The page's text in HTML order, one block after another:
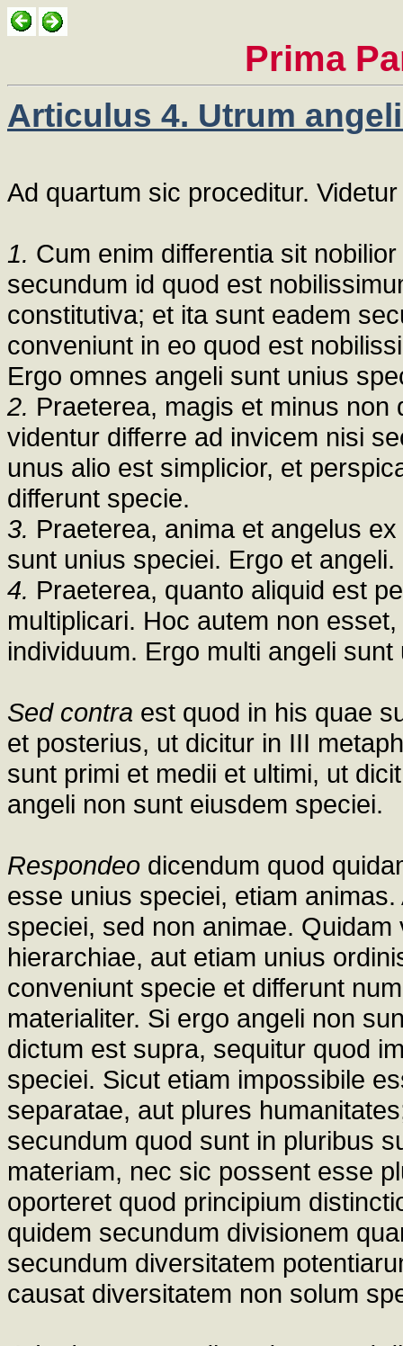
Prima
Articulus 4. Utrum
Ad quartum sic proceditur.
1. Cum enim differentia sit
secundum id quod est
constitutiva; et ita sunt eadem
conveniunt in eo quod est
Ergo omnes angeli sunt unius
2. Praeterea, magis et minus
videntur differre ad invicem nisi
unus alio est simplicior, et
differunt specie.
3. Praeterea, anima et angelus
sunt unius speciei. Ergo et angeli.
4. Praeterea, quanto aliquid est
multiplicari. Hoc autem non
individuum. Ergo multi angeli
Sed contra est quod in his quae
et posterius, ut dicitur in III
sunt primi et medii et ultimi, ut
angeli non sunt eiusdem speciei.
Respondeo dicendum quod
esse unius speciei, etiam
speciei, sed non animae.
hierarchiae, aut etiam unius
conveniunt specie et differunt
materialiter. Si ergo angeli non
dictum est supra, sequitur quod
speciei. Sicut etiam impossibile
separatae, aut plures
secundum quod sunt in pluribus
materiam, nec sic possent esse
oporteret quod principium
quidem secundum divisionem
secundum diversitatem
causat diversitatem non solum